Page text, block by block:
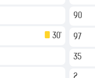
30'
90
97
35